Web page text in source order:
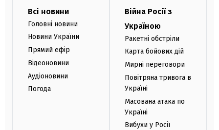
Всі новини
Головні новини
Новини України
Прямий ефір
Відеоновини
Аудіоновини
Погода
Війна Росії з
Україною
Ракетні обстріли
Карта бойових дій
Мирні переговори
Повітряна тривога в
Україні
Масована атака по
Україні
Вибухи у Росії